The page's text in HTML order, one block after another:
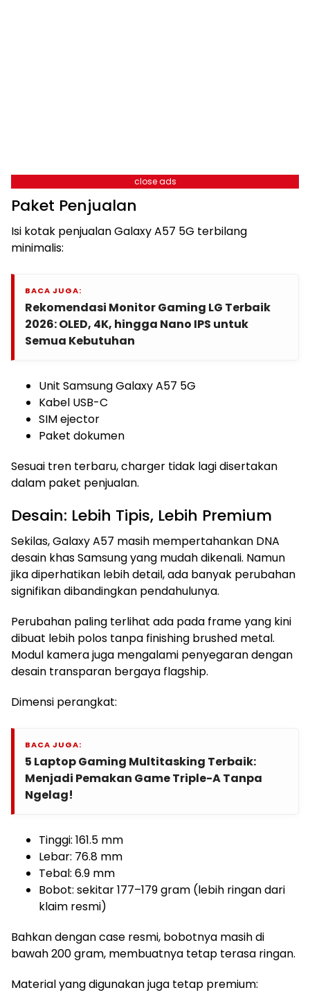
close ads
Paket Penjualan
Isi kotak penjualan Galaxy A57 5G terbilang
minimalis:
BACA JUGA:
Rekomendasi Monitor Gaming LG Terbaik
2026: OLED, 4K, hingga Nano IPS untuk
Semua Kebutuhan
Unit Samsung Galaxy A57 5G
Kabel USB-C
SIM ejector
Paket dokumen
Sesuai tren terbaru, charger tidak lagi disertakan
dalam paket penjualan.
Desain: Lebih Tipis, Lebih Premium
Sekilas, Galaxy A57 masih mempertahankan DNA
desain khas Samsung yang mudah dikenali. Namun
jika diperhatikan lebih detail, ada banyak perubahan
signifikan dibandingkan pendahulunya.
Perubahan paling terlihat ada pada frame yang kini
dibuat lebih polos tanpa finishing brushed metal.
Modul kamera juga mengalami penyegaran dengan
desain transparan bergaya flagship.
Dimensi perangkat:
BACA JUGA:
5 Laptop Gaming Multitasking Terbaik:
Menjadi Pemakan Game Triple-A Tanpa
Ngelag!
Tinggi: 161.5 mm
Lebar: 76.8 mm
Tebal: 6.9 mm
Bobot: sekitar 177–179 gram (lebih ringan dari
klaim resmi)
Bahkan dengan case resmi, bobotnya masih di
bawah 200 gram, membuatnya tetap terasa ringan.
Material yang digunakan juga tetap premium: